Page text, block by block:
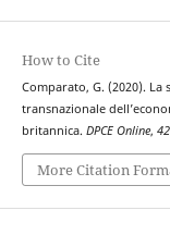
How to Cite
Comparato, G. (2020).
transnazionale
britannica. DPCE Online, 42
More Citation